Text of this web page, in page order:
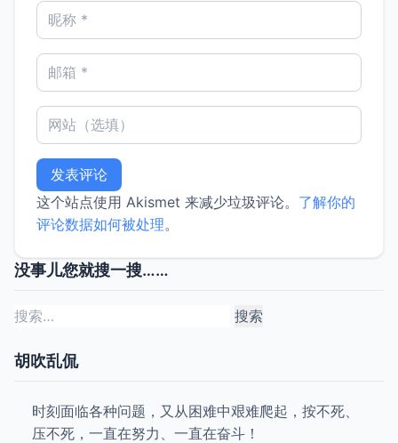
这个站点使用 Akismet 来减少垃圾评论。 了解你的
评论数据如何被处理。
没事儿您就搜一搜……
搜
胡吹乱侃
时刻面临各种问题，又从困难中艰难爬起，按不死、
压不死，一直在努力、一直在奋斗！